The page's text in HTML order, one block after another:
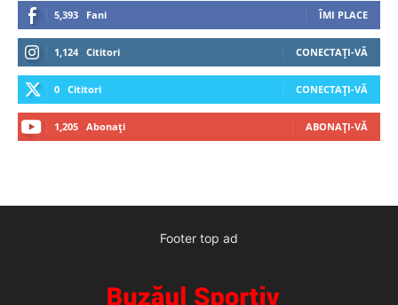
5,393 Fani ÎMI PLACE
1,124 Cititori CONECTAȚI-VĂ
0 Cititori CONECTAȚI-VĂ
1,205 Abonați ABONAȚI-VĂ
Footer top ad